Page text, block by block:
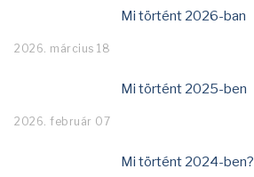
Mi történt 2026-ban
2026. március 18
Mi történt 2025-ben
2026. február 07
Mi történt 2024-ben?